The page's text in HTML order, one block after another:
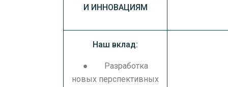
И ИННОВАЦИЯМ
Наш вклад:
● Разработка
новых перспективных